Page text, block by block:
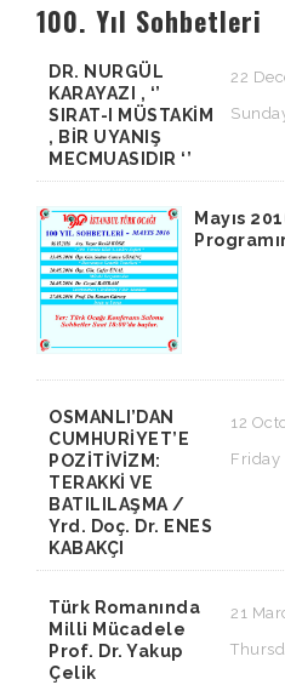
100. Yıl Sohbetleri
DR. NURGÜL
KARAYAZI , ‘’
SIRAT-I MÜSTAKİM
, BİR UYANIŞ
MECMUASIDIR ‘’
22
Mayıs
OSMANLI’DAN
CUMHURİYET’E
POZİTİVİZM:
TERAKKİ VE
BATILILAŞMA /
Yrd. Doç. Dr. ENES
KABAKÇI
12
Türk Romanında
Milli Mücadele
Prof. Dr. Yakup
Çelik
21